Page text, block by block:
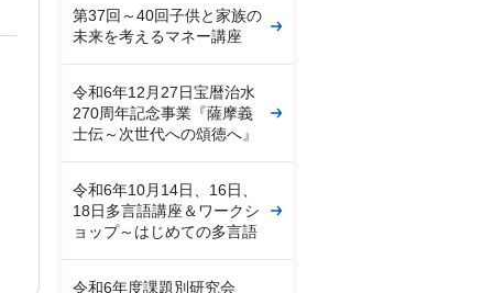
第37回～40回子供と家族の
未来を考えるマネー講座
令和6年12月27日宝暦治水
270周年記念事業『薩摩義
士伝～次世代への頌徳へ』
令和6年10月14日、16日、
18日多言語講座＆ワークシ
ョップ～はじめての多言語
令和6年度課題別研究会